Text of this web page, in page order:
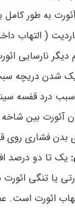
به طور
( التهاب
دیگر نارسایی
شدن دریچه
سبب درد قفسه
آئورت بین
بدن فشاری روی
یک تا دو درصد
یا تنگی
ائورت است.